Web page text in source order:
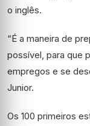
o inglês.
“É a maneira de
possível, para que
empregos e se
Junior.
Os 100 primeiros